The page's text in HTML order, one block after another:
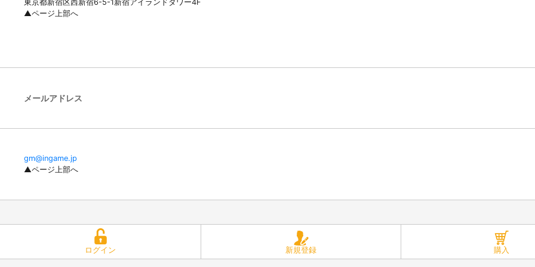
東京都新宿区西新宿6-5-1新宿アイランドタワー4F
▲ページ上部へ
メールアドレス
gm@ingame.jp
▲ページ上部へ
ログイン 新規登録 購入